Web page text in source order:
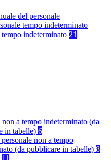
del personale
tempo indeterminato
indeterminato 21
non a tempo indeterminato (da
in tabelle) 6
non a tempo
(da pubblicare in tabelle) 8